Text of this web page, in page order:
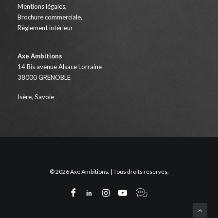
Mentions légales,
Brochure commerciale,
Règlement intérieur
Axe Ambitions
14 Bis avenue Alsace Lorraine
38000 GRENOBLE
Isère, Savoie
© 2026 Axe Ambitions. | Tous droits réservés.